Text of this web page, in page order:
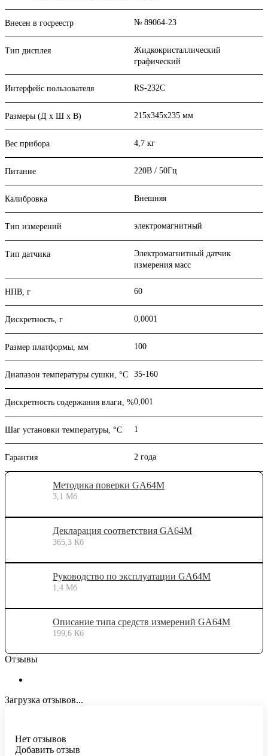
Внесен в госреестр № 89064-23
Тип дисплея
Жидкокристаллический
графический
Интерфейс пользователя RS-232C
Размеры (Д х Ш х В) 215x345x235 мм
Вес прибора 4,7 кг
Питание 220В / 50Гц
Калибровка Внешняя
Тип измерений электромагнитный
Тип датчика
Электромагнитный датчик
измерения масс
НПВ, г 60
Дискретность, г 0,0001
Размер платформы, мм 100
Диапазон температуры сушки, °C 35-160
Дискретность содержания влаги, %0,001
Шаг установки температуры, °C 1
Гарантия 2 года
Методика поверки GA64M
3,1 Мб
Декларация соответствия GA64M
365,3 Кб
Руководство по эксплуатации GA64M
1,4 Мб
Описание типа средств измерений GA64M
199,6 Кб
Отзывы
Загрузка отзывов...
Нет отзывов
Добавить отзыв